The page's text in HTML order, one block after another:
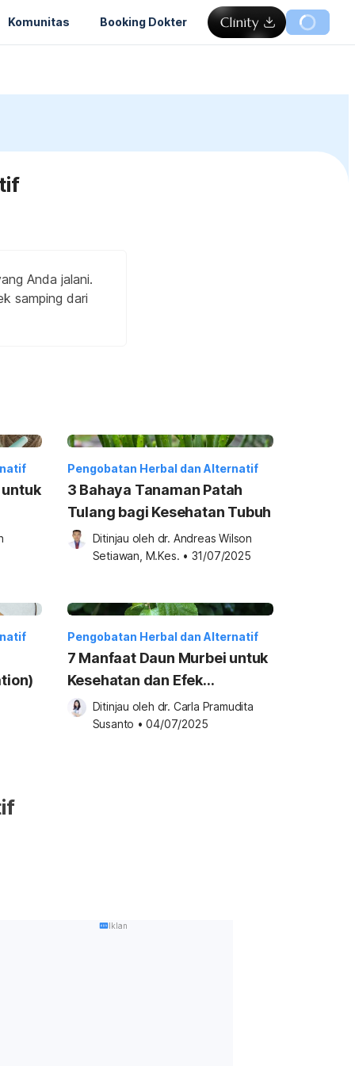
Komunitas Booking Dokter
Anda jalani.
samping dari
Pengobatan Herbal dan Alternatif
3 Bahaya Tanaman Patah
Tulang bagi Kesehatan Tubuh
Ditinjau oleh dr. Andreas Wilson
Setiawan, M.Kes. • 31/07/2025
Pengobatan Herbal dan Alternatif
7 Manfaat Daun Murbei untuk
Kesehatan dan Efek
Sampingnya
Ditinjau oleh dr. Carla Pramudita
Susanto • 04/07/2025
Iklan